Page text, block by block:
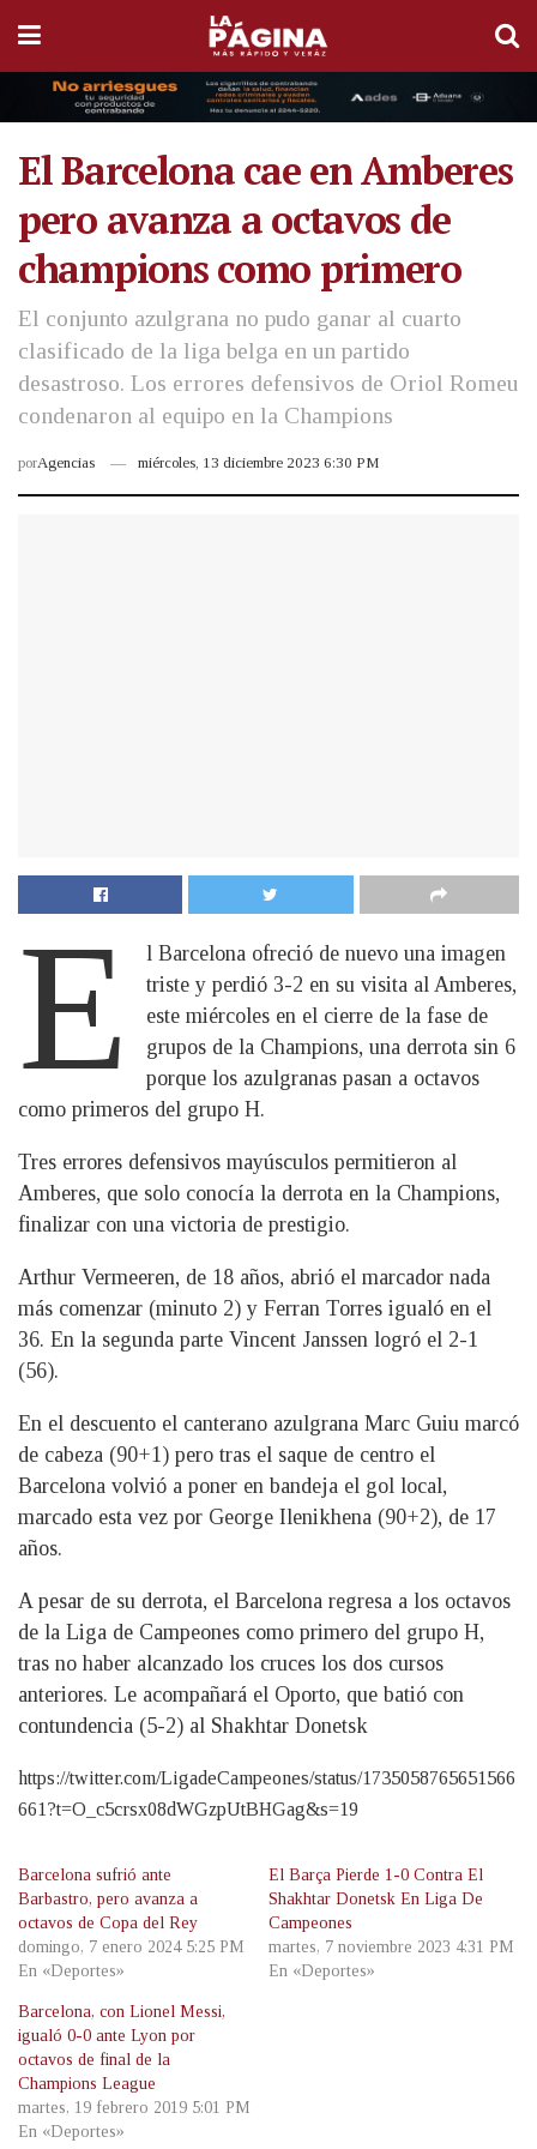
El Barcelona cae en Amberes
pero avanza a octavos de
champions como primero
El conjunto azulgrana no pudo ganar al cuarto
clasificado de la liga belga en un partido
desastroso. Los errores defensivos de Oriol Romeu
condenaron al equipo en la Champions
porAgencias miércoles, 13 diciembre 2023 6:30 PM
E
l Barcelona ofreció de nuevo una imagen
triste y perdió 3-2 en su visita al Amberes,
este miércoles en el cierre de la fase de
grupos de la Champions, una derrota sin 6
porque los azulgranas pasan a octavos
como primeros del grupo H.
Tres errores defensivos mayúsculos permitieron al
Amberes, que solo conocía la derrota en la Champions,
finalizar con una victoria de prestigio.
Arthur Vermeeren, de 18 años, abrió el marcador nada
más comenzar (minuto 2) y Ferran Torres igualó en el
36. En la segunda parte Vincent Janssen logró el 2-1
(56).
En el descuento el canterano azulgrana Marc Guiu marcó
de cabeza (90+1) pero tras el saque de centro el
Barcelona volvió a poner en bandeja el gol local,
marcado esta vez por George Ilenikhena (90+2), de 17
años.
A pesar de su derrota, el Barcelona regresa a los octavos
de la Liga de Campeones como primero del grupo H,
tras no haber alcanzado los cruces los dos cursos
anteriores. Le acompañará el Oporto, que batió con
contundencia (5-2) al Shakhtar Donetsk
https://twitter.com/LigadeCampeones/status/1735058765651566
661?t=O_c5crsx08dWGzpUtBHGag&s=19
Barcelona sufrió ante
Barbastro, pero avanza a
octavos de Copa del Rey
domingo, 7 enero 2024 5:25 PM
En «Deportes»
El Barça Pierde 1-0 Contra El
Shakhtar Donetsk En Liga De
Campeones
martes, 7 noviembre 2023 4:31 PM
En «Deportes»
Barcelona, con Lionel Messi,
igualó 0-0 ante Lyon por
octavos de final de la
Champions League
martes, 19 febrero 2019 5:01 PM
En «Deportes»